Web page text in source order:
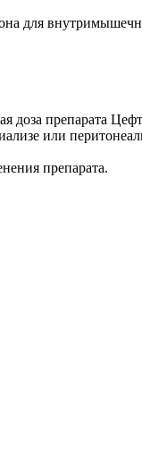
для
доза препара­та
или
препарата.